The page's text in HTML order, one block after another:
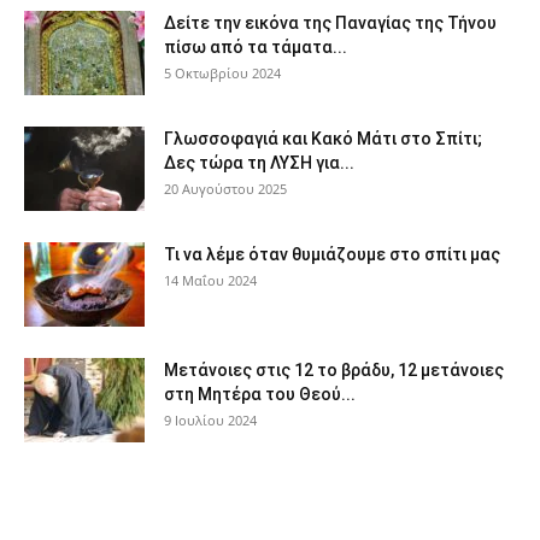
Δείτε την εικόνα της Παναγίας της Τήνου
πίσω από τα τάματα...
5 Οκτωβρίου 2024
Γλωσσοφαγιά και Κακό Μάτι στο Σπίτι;
Δες τώρα τη ΛΥΣΗ για...
20 Αυγούστου 2025
Τι να λέμε όταν θυμιάζουμε στο σπίτι μας
14 Μαΐου 2024
Μετάνοιες στις 12 το βράδυ, 12 μετάνοιες
στη Μητέρα του Θεού...
9 Ιουλίου 2024